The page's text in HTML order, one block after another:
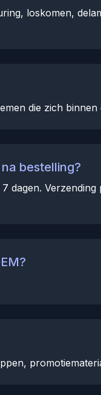
loskomen,
die zich
bestelling?